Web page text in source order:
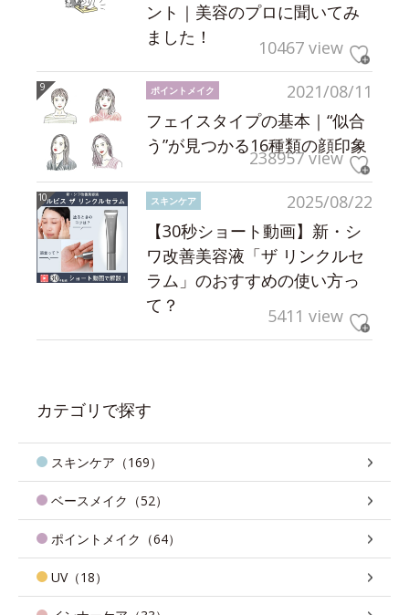
ント｜美容のプロに聞いてみ
ました！
10467 view
2021/08/11
ポイントメイク
フェイスタイプの基本｜“似合
う”が見つかる16種類の顔印象
238957 view
2025/08/22
スキンケア
【30秒ショート動画】新・シ
ワ改善美容液「ザ リンクルセ
ラム」のおすすめの使い方っ
て？
5411 view
カテゴリで探す
スキンケア（169）
ベースメイク（52）
ポイントメイク（64）
UV（18）